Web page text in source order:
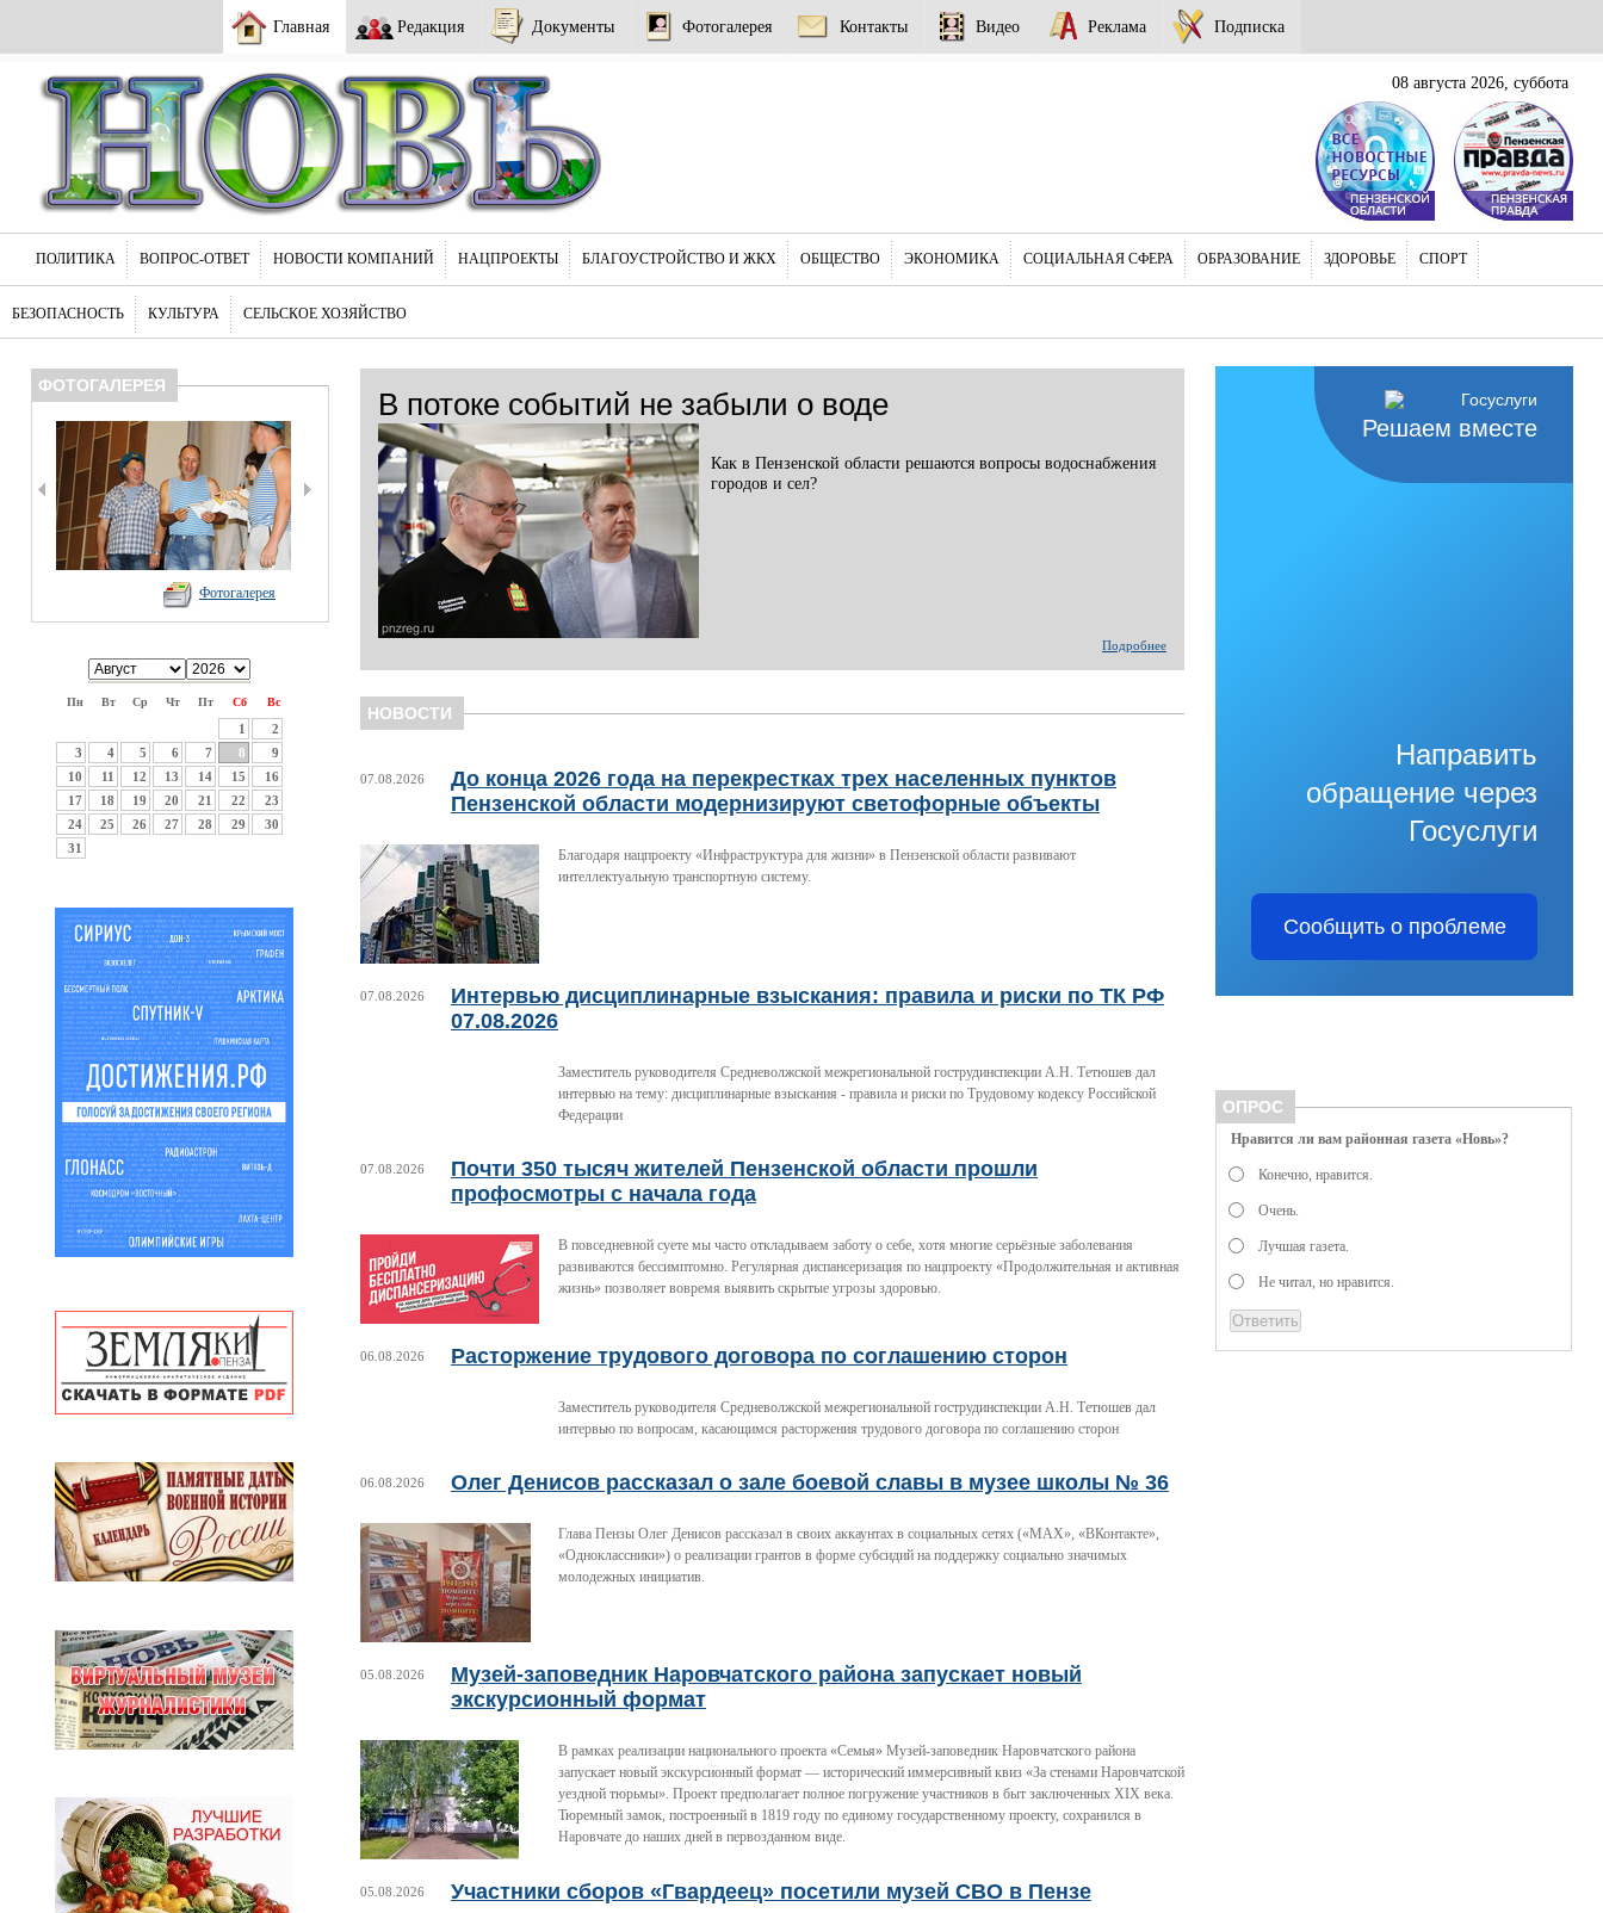
Главная Редакция Документы Фотогалерея Контакты Видео Реклама Подписка
08 августа 2026, суббота
ПОЛИТИКА ВОПРОС-ОТВЕТ НОВОСТИ КОМПАНИЙ НАЦПРОЕКТЫ БЛАГОУСТРОЙСТВО И ЖКХ ОБЩЕСТВО ЭКОНОМИКА СОЦИАЛЬНАЯ СФЕРА ОБРАЗОВАНИЕ ЗДОРОВЬЕ СПОРТ
БЕЗОПАСНОСТЬ КУЛЬТУРА СЕЛЬСКОЕ ХОЗЯЙСТВО
ФОТОГАЛЕРЕЯ
Фотогалерея
Пн Вт Ср Чт Пт Сб Вс
1
2
3
4 5 6 7 8
9
10
11 12 13 14 15
16
17
18 19 20 21 22
23
24
25 26 27 28 29
30
31
В потоке событий не забыли о воде
Как в Пензенской области решаются вопросы водоснабжения
городов и сел?
Подробнее
НОВОСТИ
07.08.2026
До конца 2026 года на перекрестках трех населенных пунктов
Пензенской области модернизируют светофорные объекты
Благодаря нацпроекту «Инфраструктура для жизни» в Пензенской области развивают
интеллектуальную транспортную систему.
07.08.2026
Интервью дисциплинарные взыскания: правила и риски по ТК РФ
07.08.2026
Заместитель руководителя Средневолжской межрегиональной гострудинспекции А.Н. Тетюшев дал
интервью на тему: дисциплинарные взыскания - правила и риски по Трудовому кодексу Российской
Федерации
07.08.2026
Почти 350 тысяч жителей Пензенской области прошли
профосмотры с начала года
В повседневной суете мы часто откладываем заботу о себе, хотя многие серьёзные заболевания
развиваются бессимптомно. Регулярная диспансеризация по нацпроекту «Продолжительная и активная
жизнь» позволяет вовремя выявить скрытые угрозы здоровью.
06.08.2026 Расторжение трудового договора по соглашению сторон
Заместитель руководителя Средневолжской межрегиональной гострудинспекции А.Н. Тетюшев дал
интервью по вопросам, касающимся расторжения трудового договора по соглашению сторон
06.08.2026 Олег Денисов рассказал о зале боевой славы в музее школы № 36
Глава Пензы Олег Денисов рассказал в своих аккаунтах в социальных сетях («МАХ», «ВКонтакте»,
«Одноклассники») о реализации грантов в форме субсидий на поддержку социально значимых
молодежных инициатив.
05.08.2026
Музей-заповедник Наровчатского района запускает новый
экскурсионный формат
В рамках реализации национального проекта «Семья» Музей-заповедник Наровчатского района
запускает новый экскурсионный формат — исторический иммерсивный квиз «За стенами Наровчатской
уездной тюрьмы». Проект предполагает полное погружение участников в быт заключенных XIX века.
Тюремный замок, построенный в 1819 году по единому государственному проекту, сохранился в
Наровчате до наших дней в первозданном виде.
05.08.2026 Участники сборов «Гвардеец» посетили музей СВО в Пензе
Решаем вместе
Направить
обращение через
Госуслуги
Сообщить о проблеме
ОПРОС
Нравится ли вам районная газета «Новь»?
Конечно, нравится.
Очень.
Лучшая газета.
Не читал, но нравится.